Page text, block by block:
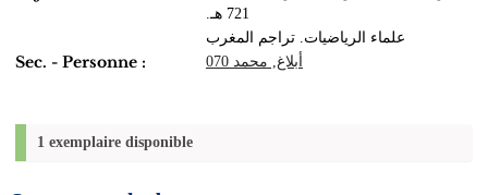
721 هـ.‏
علماء الرياضيات‏. ‏تراجم‏ ‏المغرب‏
Sec. - Personne : أبلاغ‏, ‏محمد‏ ‏070
1 exemplaire disponible